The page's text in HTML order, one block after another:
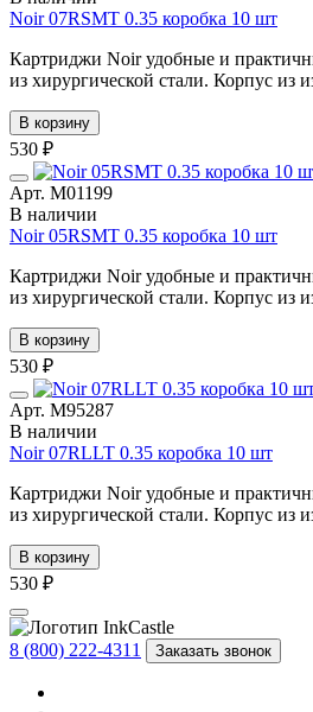
Noir 07RSMT 0.35 коробка 10 шт
Картриджи Noir удобные и
из хирургической стали. Корпус из
В корзину
530 ₽
Арт. М01199
В наличии
Noir 05RSMT 0.35 коробка 10 шт
Картриджи Noir удобные и
из хирургической стали. Корпус из
В корзину
530 ₽
Арт. М95287
В наличии
Noir 07RLLT 0.35 коробка 10 шт
Картриджи Noir удобные и
из хирургической стали. Корпус из
В корзину
530 ₽
8 (800) 222-4311 Заказать звонок